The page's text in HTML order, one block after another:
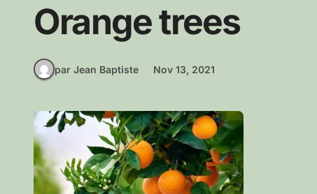
Orange trees
par Jean Baptiste Nov 13, 2021